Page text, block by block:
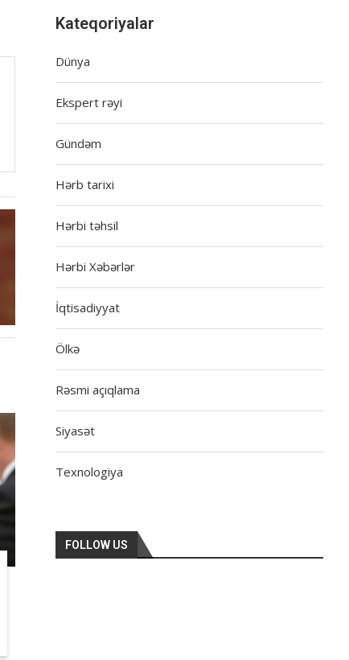
Kateqoriyalar
Dünya
Ekspert rəyi
Gündəm
Hərb tarixi
Hərbi təhsil
Hərbi Xəbərlər
İqtisadiyyat
Ölkə
Rəsmi açıqlama
Siyasət
Texnologiya
FOLLOW US